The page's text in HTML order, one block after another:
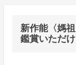
新作能〈媽
鑑賞いただ